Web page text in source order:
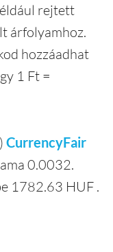
rejtett
árfolyamhoz.
hozzáadhat
1 Ft =
CurrencyFair
0.0032.
1782.63 HUF .